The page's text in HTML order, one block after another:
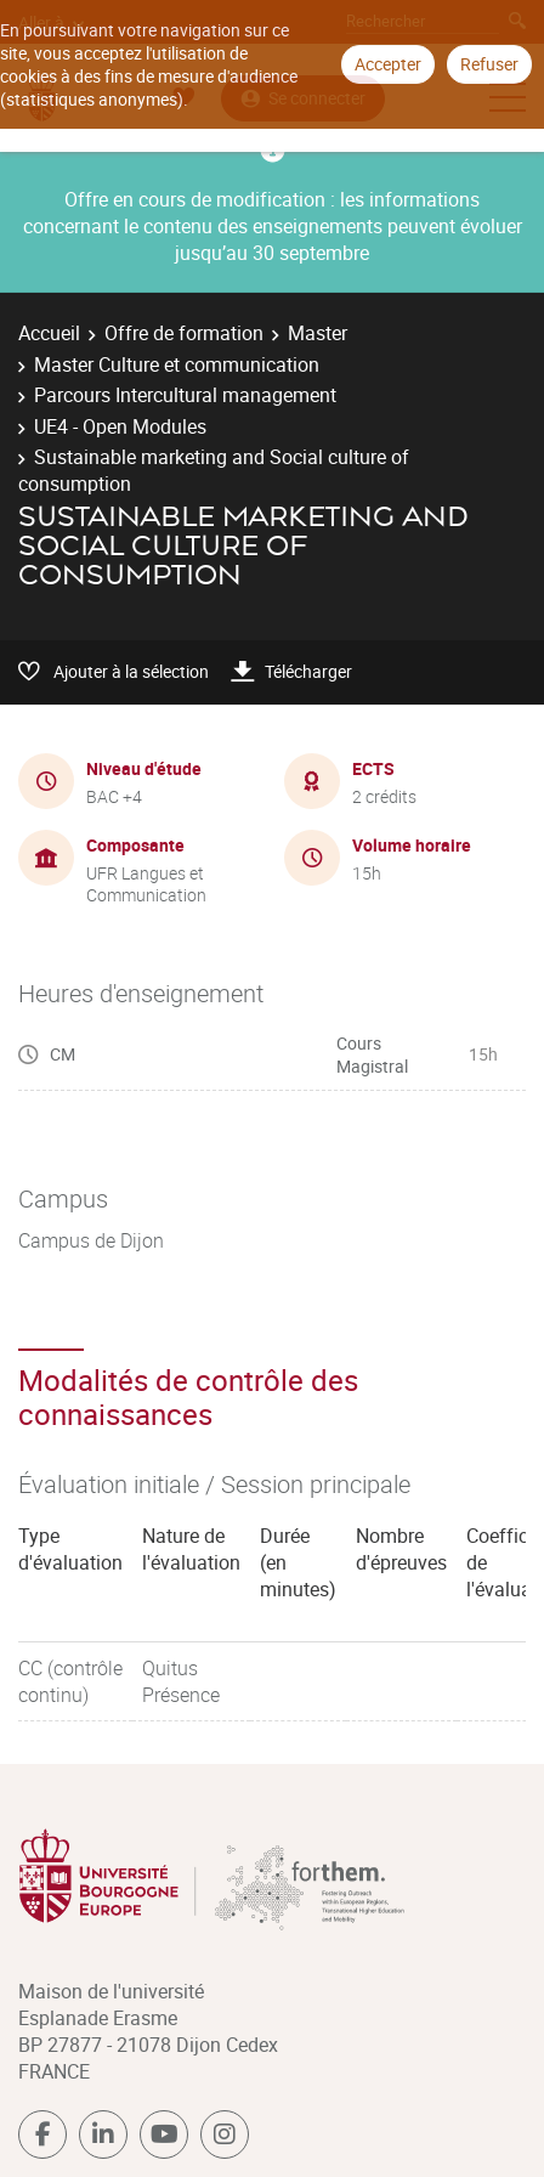
En poursuivant votre navigation sur ce
site, vous acceptez l'utilisation de
cookies à des fins de mesure d'audience
(statistiques anonymes).
Accepter Refuser
Aller à
Se connecter
Offre en cours de modification : les informations
concernant le contenu des enseignements peuvent évoluer
jusqu’au 30 septembre
Accueil Offre de formation
Master
Master Culture et communication
Parcours Intercultural management
UE4 - Open Modules
Sustainable marketing and Social culture of
consumption
SUSTAINABLE MARKETING AND
SOCIAL CULTURE OF
CONSUMPTION
Ajouter à la sélection Télécharger
Niveau d'étude
BAC +4
ECTS
2 crédits
Composante
UFR Langues et
Communication
Volume horaire
15h
Heures d'enseignement
CM
Cours
Magistral
15h
Campus
Campus de Dijon
Modalités de contrôle des
connaissances
Évaluation initiale / Session principale
Type
d'évaluation
Nature de
l'évaluation
Durée
(en
minutes)
Nombre
d'épreuves
de
CC (contrôle
continu)
Quitus
Présence
Maison de l'université
Esplanade Erasme
BP 27877 - 21078 Dijon Cedex
FRANCE